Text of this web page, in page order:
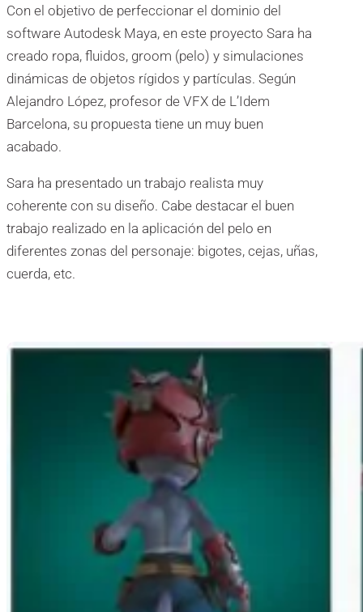
Con el objetivo de perfeccionar el dominio del
software Autodesk Maya, en este proyecto Sara ha
creado ropa, fluidos, groom (pelo) y simulaciones
dinámicas de objetos rígidos y partículas. Según
Alejandro López, profesor de VFX de L’Idem
Barcelona, su propuesta tiene un muy buen
acabado.
Sara ha presentado un trabajo realista muy
coherente con su diseño. Cabe destacar el buen
trabajo realizado en la aplicación del pelo en
diferentes zonas del personaje: bigotes, cejas, uñas,
cuerda, etc.